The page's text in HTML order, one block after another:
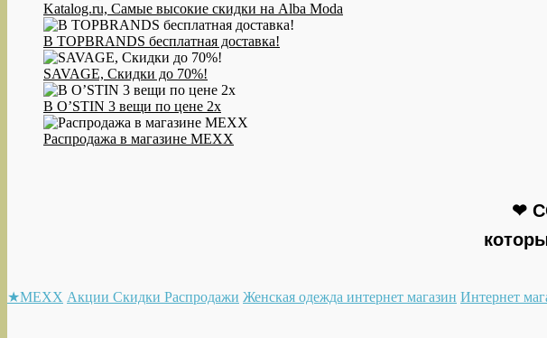
Katalog.ru, Самые высокие скидки на Alba Moda
В TOPBRANDS бесплатная доставка!
SAVAGE, Скидки до 70%!
В O’STIN 3 вещи по цене 2х
Распродажа в магазине MEXX
❤
★MEXX Акции Скидки Распродажи Женская одежда интернет магазин Интернет